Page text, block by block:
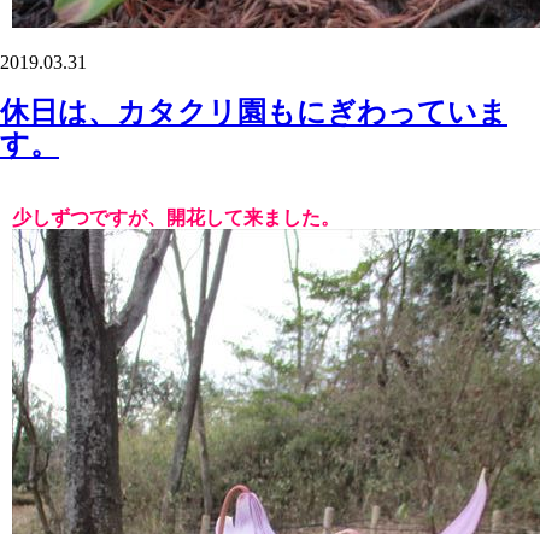
2019.03.31
休日は、カタクリ園もにぎわっていま
す。
少しずつですが、開花して来ました。